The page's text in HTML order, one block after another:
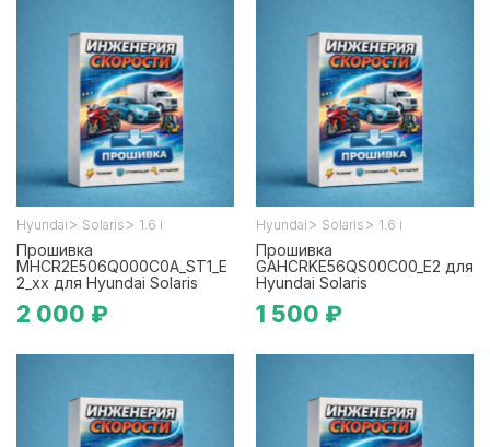
Hyundai > Solaris > 1.6 i
Прошивка
MHCR2E506Q000C0A_ST1_E
2_xx для Hyundai Solaris
2 000 ₽
Hyundai > Solaris > 1.6 i
Прошивка
GAHCRKE56QS00C00_E2 для
Hyundai Solaris
1 500 ₽